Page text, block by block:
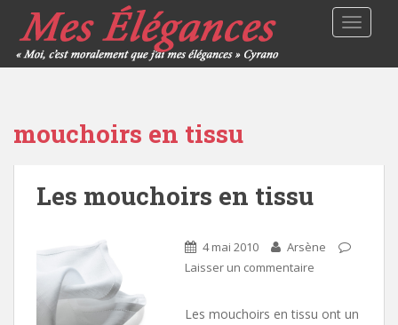
mouchoirs en tissu
Les mouchoirs en tissu
4 mai 2010
Arsène
Laisser un commentaire
Les mouchoirs en tissu ont un